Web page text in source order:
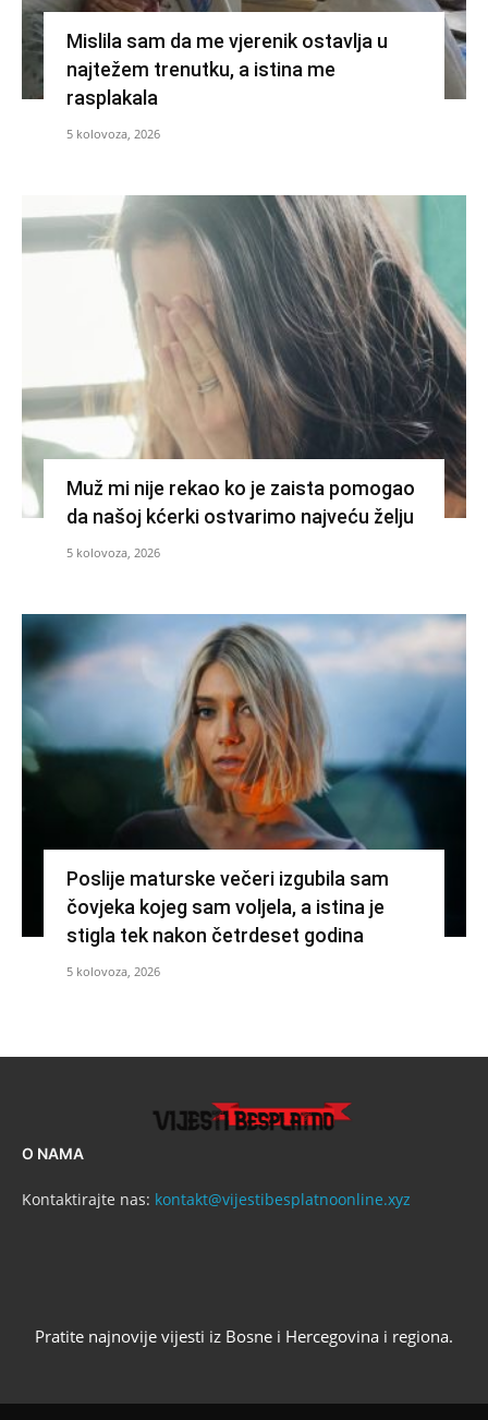
Mislila sam da me vjerenik ostavlja u
najtežem trenutku, a istina me
rasplakala
5 kolovoza, 2026
Muž mi nije rekao ko je zaista pomogao
da našoj kćerki ostvarimo najveću želju
5 kolovoza, 2026
Poslije maturske večeri izgubila sam
čovjeka kojeg sam voljela, a istina je
stigla tek nakon četrdeset godina
5 kolovoza, 2026
O NAMA
Kontaktirajte nas: kontakt@vijestibesplatnoonline.xyz
Pratite najnovije vijesti iz Bosne i Hercegovina i regiona.